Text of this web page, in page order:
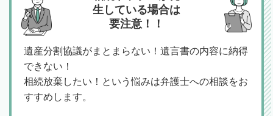
生している場合は
要注意！！
遺産分割協議がまとまらない！遺言書の内容に納得
できない！
相続放棄したい！という悩みは弁護士への相談をお
すすめします。